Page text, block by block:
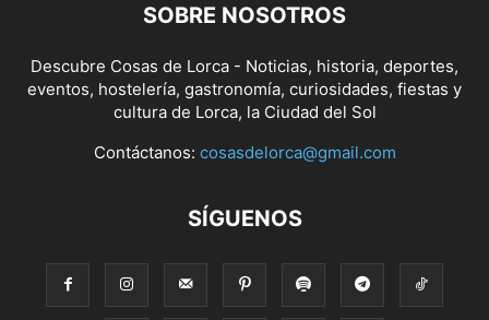
SOBRE NOSOTROS
Descubre Cosas de Lorca - Noticias, historia, deportes,
eventos, hostelería, gastronomía, curiosidades, fiestas y
cultura de Lorca, la Ciudad del Sol
Contáctanos: cosasdelorca@gmail.com
SÍGUENOS